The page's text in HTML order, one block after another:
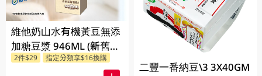
維他奶山水有機黃豆無添
加糖豆漿 946ML (新舊包
裝隨機發貨)
2件$29 指定分類享$16換購
二豐一番納豆\3 3X40GM